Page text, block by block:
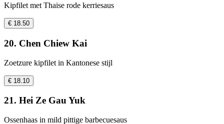
Kipfilet met Thaise rode kerriesaus
€ 18.50
20. Chen Chiew Kai
Zoetzure kipfilet in Kantonese stijl
€ 18.10
21. Hei Ze Gau Yuk
Ossenhaas in mild pittige barbecuesaus